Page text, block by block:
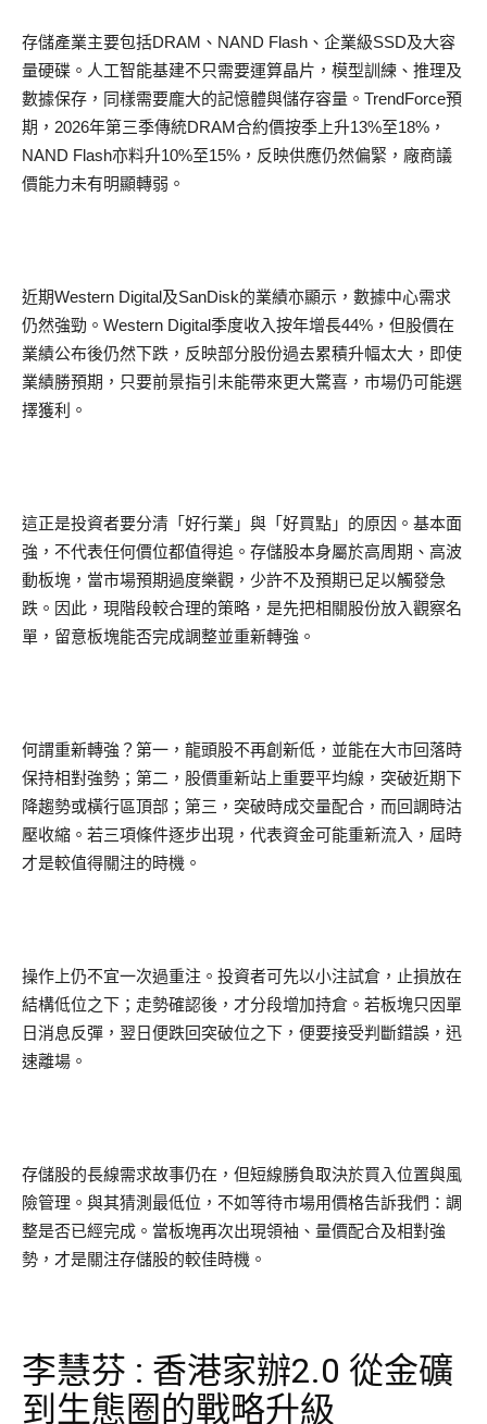
存儲產業主要包括DRAM、NAND Flash、企業級SSD及大容
量硬碟。人工智能基建不只需要運算晶片，模型訓練、推理及
數據保存，同樣需要龐大的記憶體與儲存容量。TrendForce預
期，2026年第三季傳統DRAM合約價按季上升13%至18%，
NAND Flash亦料升10%至15%，反映供應仍然偏緊，廠商議
價能力未有明顯轉弱。
近期Western Digital及SanDisk的業績亦顯示，數據中心需求
仍然強勁。Western Digital季度收入按年增長44%，但股價在
業績公布後仍然下跌，反映部分股份過去累積升幅太大，即使
業績勝預期，只要前景指引未能帶來更大驚喜，市場仍可能選
擇獲利。
這正是投資者要分清「好行業」與「好買點」的原因。基本面
強，不代表任何價位都值得追。存儲股本身屬於高周期、高波
動板塊，當市場預期過度樂觀，少許不及預期已足以觸發急
跌。因此，現階段較合理的策略，是先把相關股份放入觀察名
單，留意板塊能否完成調整並重新轉強。
何謂重新轉強？第一，龍頭股不再創新低，並能在大市回落時
保持相對強勢；第二，股價重新站上重要平均線，突破近期下
降趨勢或橫行區頂部；第三，突破時成交量配合，而回調時沽
壓收縮。若三項條件逐步出現，代表資金可能重新流入，屆時
才是較值得關注的時機。
操作上仍不宜一次過重注。投資者可先以小注試倉，止損放在
結構低位之下；走勢確認後，才分段增加持倉。若板塊只因單
日消息反彈，翌日便跌回突破位之下，便要接受判斷錯誤，迅
速離場。
存儲股的長線需求故事仍在，但短線勝負取決於買入位置與風
險管理。與其猜測最低位，不如等待市場用價格告訴我們：調
整是否已經完成。當板塊再次出現領袖、量價配合及相對強
勢，才是關注存儲股的較佳時機。
李慧芬 : 香港家辦2.0 從金礦
到生態圈的戰略升級